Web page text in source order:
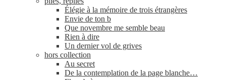
Élégie à la mémoire de trois étrangères
Envie de ton b
Que novembre me semble beau
Rien à dire
Un dernier vol de grives
hors collection
Au secret
De la contemplation de la page blanche…